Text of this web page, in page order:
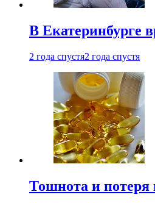
В Екатеринбурге
2 года спустя2 года спустя
Тошнота и потеря